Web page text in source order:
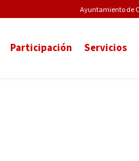
Pre-
Ayuntamiento de
Participación Servicios